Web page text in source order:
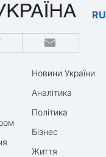
RU
Новини України
Аналітика
Політика
Бізнес
Життя